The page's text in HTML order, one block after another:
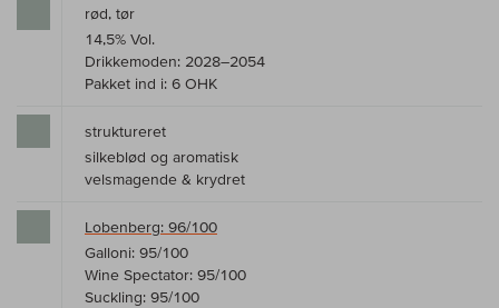
rød, tør
14,5% Vol.
Drikkemoden: 2028–2054
Pakket ind i: 6 OHK
struktureret
silkeblød og aromatisk
velsmagende & krydret
Lobenberg: 96/100
Galloni: 95/100
Wine Spectator: 95/100
Suckling: 95/100